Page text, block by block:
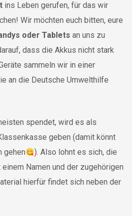
ins Leben gerufen, für das wir
Wir möchten euch bitten, eure
oder Tablets an uns zu
dass die Akkus nicht stark
sammeln wir in einer
an die Deutsche Umwelthilfe
spendet, wird es als
geben (damit könnt
gehen
). Also lohnt es sich, die
Namen und der zugehörigen
hierfür findet sich neben der